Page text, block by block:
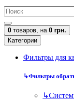
0 товаров, на 0 грн.
Категории
Фильтры для
↳Фильтры
↳